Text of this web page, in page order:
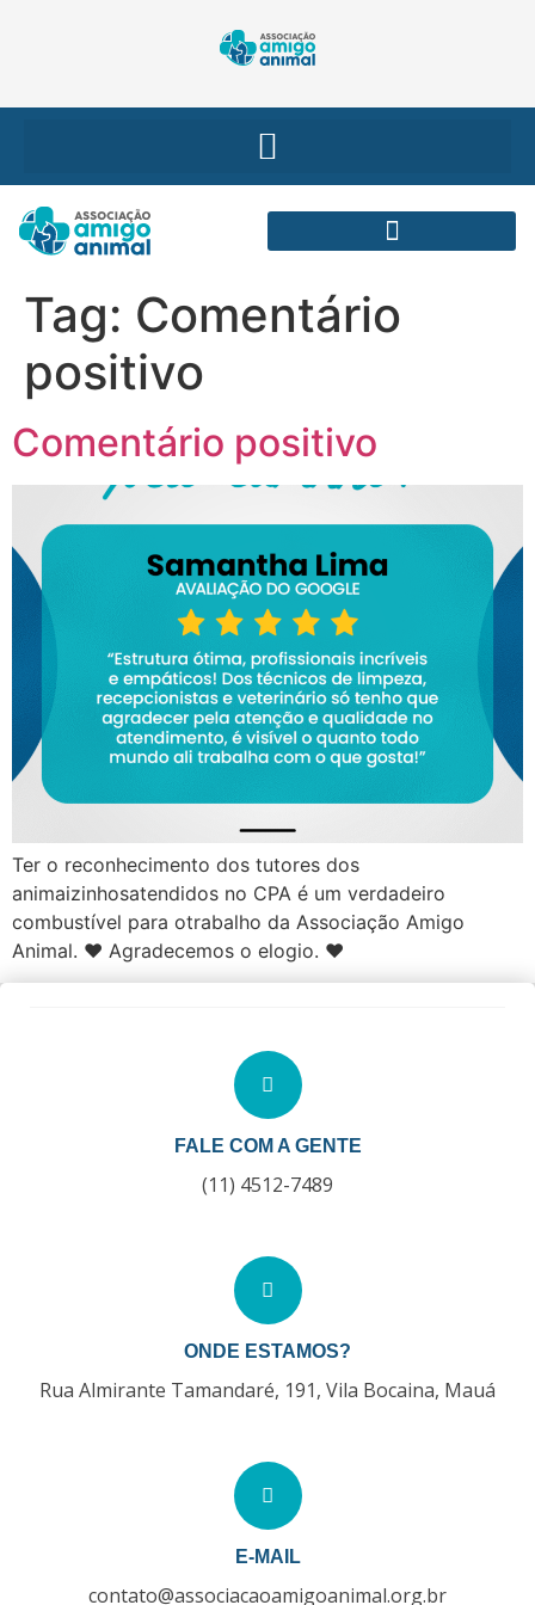
Tag: Comentário
positivo
Comentário positivo
Ter o reconhecimento dos tutores dos
animaizinhosatendidos no CPA é um verdadeiro
combustível para otrabalho da Associação Amigo
Animal. ❤ Agradecemos o elogio. ❤
FALE COM A GENTE
(11) 4512-7489
ONDE ESTAMOS?
Rua Almirante Tamandaré, 191, Vila Bocaina, Mauá
E-MAIL
contato@associacaoamigoanimal.org.br